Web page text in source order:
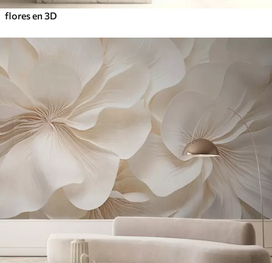
flores en 3D